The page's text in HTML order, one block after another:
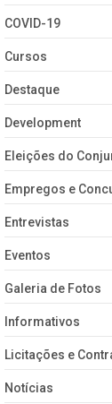
COVID-19
Cursos
Destaque
Development
Eleições do
Empregos e
Entrevistas
Eventos
Galeria de Fotos
Informativos
Licitações e
Notícias